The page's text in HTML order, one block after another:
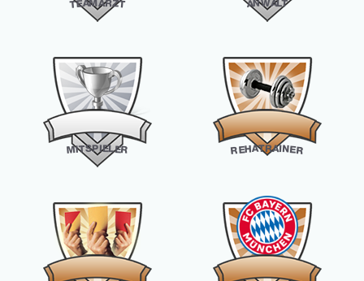
TEAMARZT ANWALT
MITSPIELER REHATRAINER